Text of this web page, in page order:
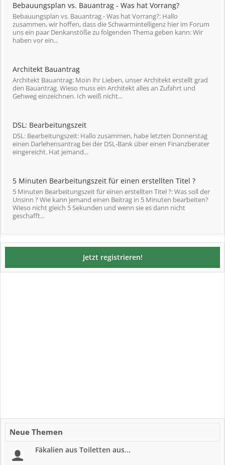
Bebauungsplan vs. Bauantrag - Was hat Vorrang?
Bebauungsplan vs. Bauantrag - Was hat Vorrang?: Hallo
zusammen, wir hoffen, dass die Schwarmintelligenz hier im Forum
uns ein paar Denkanstöße zu folgenden Thema geben kann: Wir
haben vor ein...
Architekt Bauantrag
Architekt Bauantrag: Moin ihr Lieben, unser Architekt erstellt grad
den Bauantrag. Wieso muss ein Architekt alles an Zufahrt und
Gehweg einzeichnen. Ich weiß nicht...
DSL: Bearbeitungszeit
DSL: Bearbeitungszeit: Hallo zusammen, habe letzten Donnerstag
einen Darlehensantrag bei der DSL-Bank über einen Finanzberater
eingereicht. Hat jemand...
5 Minuten Bearbeitungszeit für einen erstellten Titel ?
5 Minuten Bearbeitungszeit für einen erstellten Titel ?: Was soll der
Unsinn ? Wie kann jemand einen Beitrag in 5 Minuten bearbeiten?
Wieso nicht gleich 5 Sekunden und wenn sie es dann nicht
geschafft...
Jetzt registrieren!
Neue Themen
Fäkalien aus Toiletten aus...